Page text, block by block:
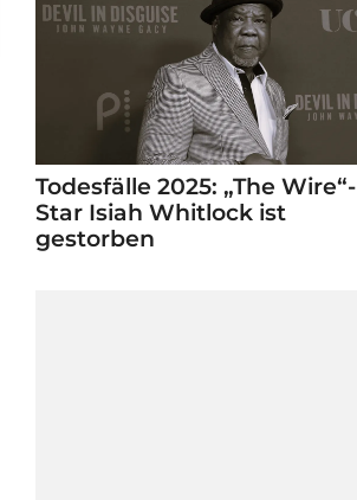
Todesfälle 2025: „The Wire“-
Star Isiah Whitlock ist
gestorben